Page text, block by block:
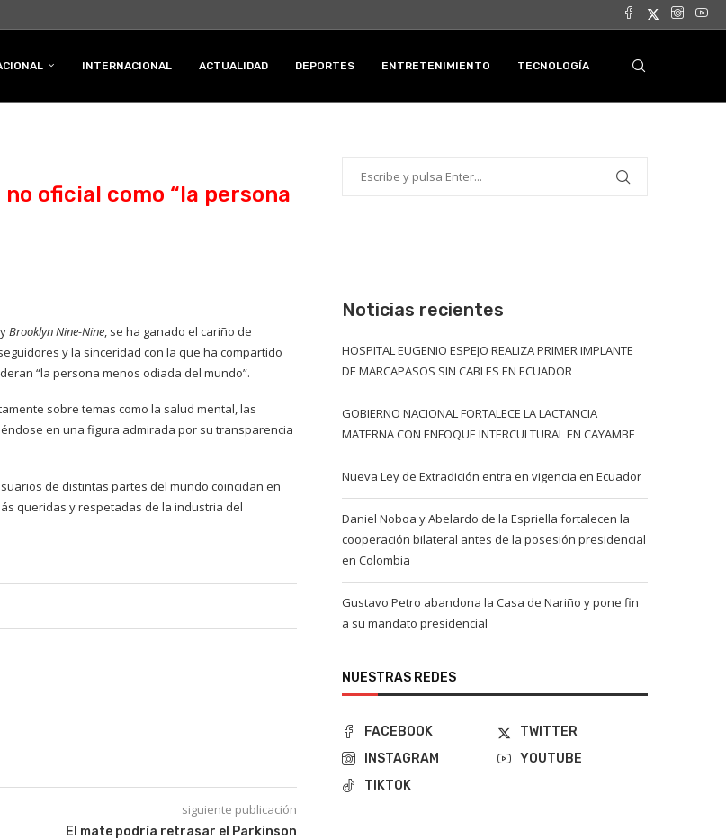
INTERNACIONAL ACTUALIDAD DEPORTES ENTRETENIMIENTO TECNOLOGÍA
oficial como “la persona
yBrooklyn Nine-Nine, se ha ganado el cariño de
y la sinceridad con la que ha compartido
“la persona menos odiada del mundo”.
sobre temas como la salud mental, las
en una figura admirada por su transparencia
de distintas partes del mundo coincidan en
queridas y respetadas de la industria del
siguiente publicación
El mate podría retrasar el Parkinson
Noticias recientes
HOSPITAL EUGENIO ESPEJO REALIZA PRIMER IMPLANTE
DE MARCAPASOS SIN CABLES EN ECUADOR
GOBIERNO NACIONAL FORTALECE LA LACTANCIA
MATERNA CON ENFOQUE INTERCULTURAL EN CAYAMBE
Nueva Ley de Extradición entra en vigencia en Ecuador
Daniel Noboa y Abelardo de la Espriella fortalecen la
cooperación bilateral antes de la posesión presidencial
en Colombia
Gustavo Petro abandona la Casa de Nariño y pone fin
a su mandato presidencial
NUESTRAS REDES
FACEBOOK
TWITTER
INSTAGRAM
YOUTUBE
TIKTOK